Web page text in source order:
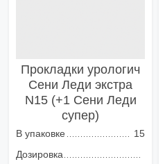
Прокладки урологич
Сени Леди экстра
N15 (+1 Сени Леди
супер)
В упаковке
15
Дозировка